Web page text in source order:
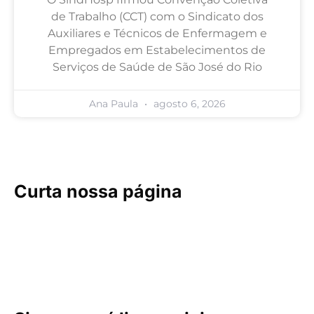
de Trabalho (CCT) com o Sindicato dos
Auxiliares e Técnicos de Enfermagem e
Empregados em Estabelecimentos de
Serviços de Saúde de São José do Rio
Ana Paula agosto 6, 2026
Curta nossa página